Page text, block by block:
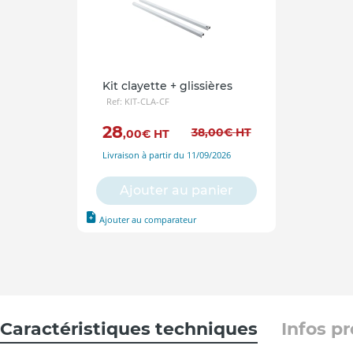
Kit clayette + glissières
Ref: KIT-CLA-CF
28,00€ HT 38,00€ HT
Livraison à partir du 11/09/2026
Ajouter au comparateur
Ajouter au panier
Caractéristiques techniques Infos